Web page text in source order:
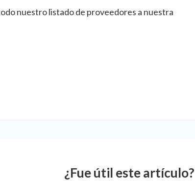
nuestro listado de proveedores a nuestra
¿Fue útil este artículo?